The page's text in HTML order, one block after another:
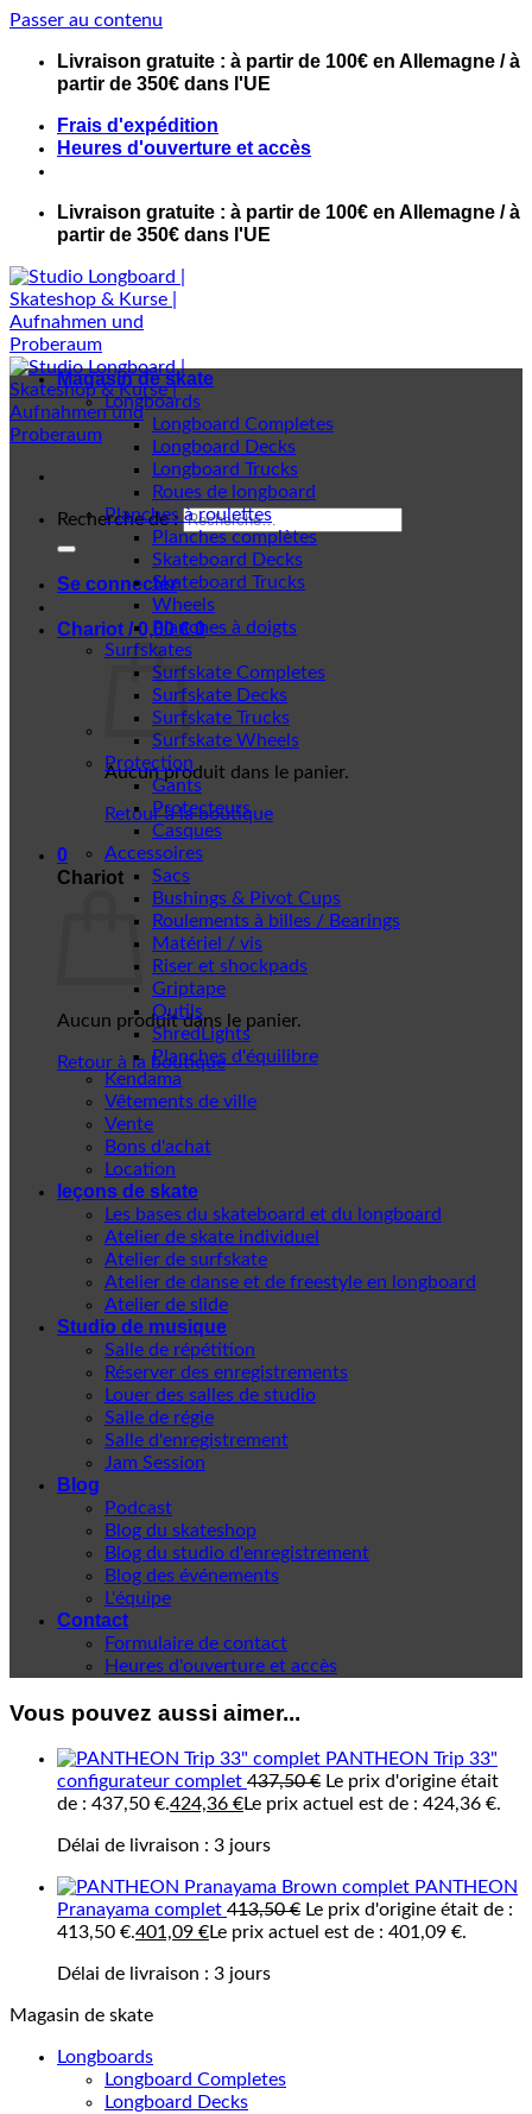
Passer au contenu
Livraison gratuite : à partir de 100€ en Allemagne / à
partir de 350€ dans l'UE
Frais d'expédition
Heures d'ouverture et accès
Livraison gratuite : à partir de 100€ en Allemagne / à
partir de 350€ dans l'UE
Recherche de :
Se connecter
Chariot /0,00€ 0
Aucun produit dans le panier.
Retour à la boutique
0
Chariot
Aucun produit dans le panier.
Retour à la boutique
Magasin de skate
Longboards
Longboard Completes
Longboard Decks
Longboard Trucks
Roues de longboard
Planches à roulettes
Planches complètes
Skateboard Decks
Skateboard Trucks
Wheels
Planches à doigts
Surfskates
Surfskate Completes
Surfskate Decks
Surfskate Trucks
Surfskate Wheels
Protection
Gants
Protecteurs
Casques
Accessoires
Sacs
Bushings & Pivot Cups
Roulements à billes / Bearings
Matériel / vis
Riser et shockpads
Griptape
Outils
ShredLights
Planches d'équilibre
Kendama
Vêtements de ville
Vente
Bons d'achat
Location
leçons de skate
Les bases du skateboard et du longboard
Atelier de skate individuel
Atelier de surfskate
Atelier de danse et de freestyle en longboard
Atelier de slide
Studio de musique
Salle de répétition
Réserver des enregistrements
Louer des salles de studio
Salle de régie
Salle d'enregistrement
Jam Session
Blog
Podcast
Blog du skateshop
Blog du studio d'enregistrement
Blog des événements
L'équipe
Contact
Formulaire de contact
Heures d'ouverture et accès
Vous pouvez aussi aimer...
PANTHEON Trip 33"
configurateur complet 437,50€ Le prix d'origine était
de : 437,50 €.424,36 €Le prix actuel est de : 424,36 €.
Délai de livraison : 3 jours
PANTHEON
Pranayama complet 413,50€ Le prix d'origine était de :
413,50 €.401,09 €Le prix actuel est de : 401,09 €.
Délai de livraison : 3 jours
Magasin de skate
Longboards
Longboard Completes
Longboard Decks